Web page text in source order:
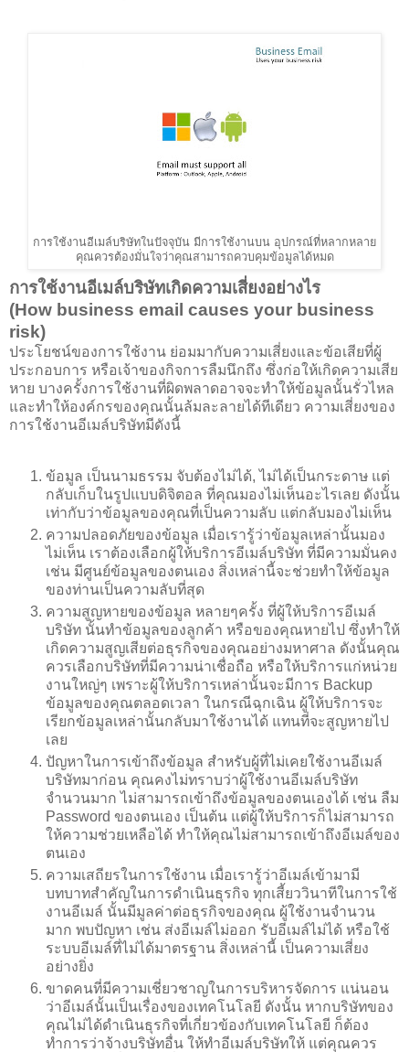
การใช้งานอีเมล์บริษัทในปัจจุบัน มีการใช้งานบน อุปกรณ์ที่หลากหลาย
คุณควรต้องมั่นใจว่าคุณสามารถควบคุมข้อมูลได้หมด
การใช้งานอีเมล์บริษัทเกิดความเสี่ยงอย่างไร
(How business email causes your business
risk)
ประโยชน์ของการใช้งาน ย่อมมากับความเสี่ยงและข้อเสียที่ผู้
ประกอบการ หรือเจ้าของกิจการลืมนึกถึง ซึ่งก่อให้เกิดความเสีย
หาย บางครั้งการใช้งานที่ผิดพลาดอาจจะทำให้ข้อมูลนั้นรั่วไหล
และทำให้องค์กรของคุณนั้นล้มละลายได้ทีเดียว ความเสี่ยงของ
การใช้งานอีเมล์บริษัทมีดังนี้
ข้อมูล เป็นนามธรรม จับต้องไม่ได้, ไม่ได้เป็นกระดาษ แต่
กลับเก็บในรูปแบบดิจิตอล ที่คุณมองไม่เห็นอะไรเลย ดังนั้น
เท่ากับว่าข้อมูลของคุณที่เป็นความลับ แต่กลับมองไม่เห็น
ความปลอดภัยของข้อมูล เมื่อเรารู้ว่าข้อมูลเหล่านั้นมอง
ไม่เห็น เราต้องเลือกผู้ให้บริการอีเมล์บริษัท ที่มีความมั่นคง
เช่น มีศูนย์ข้อมูลของตนเอง สิ่งเหล่านี้จะช่วยทำให้ข้อมูล
ของท่านเป็นความลับที่สุด
ความสูญหายของข้อมูล หลายๆครั้ง ที่ผู้ให้บริการอีเมล์
บริษัท นั้นทำข้อมูลของลูกค้า หรือของคุณหายไป ซึ่งทำให้
เกิดความสูญเสียต่อธุรกิจของคุณอย่างมหาศาล ดังนั้นคุณ
ควรเลือกบริษัทที่มีความน่าเชื่อถือ หรือให้บริการแก่หน่วย
งานใหญ่ๆ เพราะผู้ให้บริการเหล่านั้นจะมีการ Backup
ข้อมูลของคุณตลอดเวลา ในกรณีฉุกเฉิน ผู้ให้บริการจะ
เรียกข้อมูลเหล่านั้นกลับมาใช้งานได้ แทนที่จะสูญหายไป
เลย
ปัญหาในการเข้าถึงข้อมูล สำหรับผู้ที่ไม่เคยใช้งานอีเมล์
บริษัทมาก่อน คุณคงไม่ทราบว่าผู้ใช้งานอีเมล์บริษัท
จำนวนมาก ไม่สามารถเข้าถึงข้อมูลของตนเองได้ เช่น ลืม
Password ของตนเอง เป็นต้น แต่ผู้ให้บริการก็ไม่สามารถ
ให้ความช่วยเหลือได้ ทำให้คุณไม่สามารถเข้าถึงอีเมล์ของ
ตนเอง
ความเสถียรในการใช้งาน เมื่อเรารู้ว่าอีเมล์เข้ามามี
บทบาทสำคัญในการดำเนินธุรกิจ ทุกเสี้ยววินาทีในการใช้
งานอีเมล์ นั้นมีมูลค่าต่อธุรกิจของคุณ ผู้ใช้งานจำนวน
มาก พบปัญหา เช่น ส่งอีเมล์ไม่ออก รับอีเมล์ไม่ได้ หรือใช้
ระบบอีเมล์ที่ไม่ได้มาตรฐาน สิ่งเหล่านี้ เป็นความเสี่ยง
อย่างยิ่ง
ขาดคนที่มีความเชี่ยวชาญในการบริหารจัดการ แน่นอน
ว่าอีเมล์นั้นเป็นเรื่องของเทคโนโลยี ดังนั้น หากบริษัทของ
คุณไม่ได้ดำเนินธุรกิจที่เกี่ยวข้องกับเทคโนโลยี ก็ต้อง
ทำการว่าจ้างบริษัทอื่น ให้ทำอีเมล์บริษัทให้ แต่คุณควร